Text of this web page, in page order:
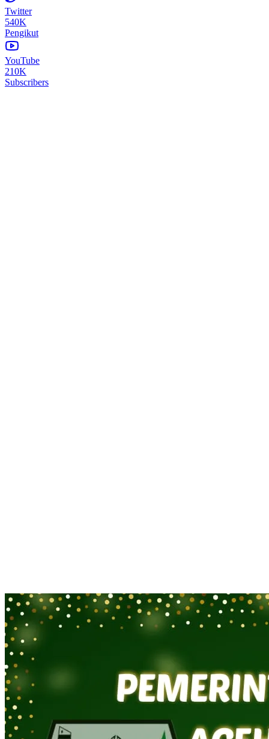
Twitter
540K
Pengikut
YouTube
210K
Subscribers